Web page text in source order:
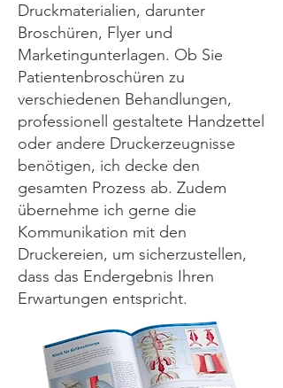
Druckmaterialien, darunter
Broschüren, Flyer und
Marketingunterlagen. Ob Sie
Patientenbroschüren zu
verschiedenen Behandlungen,
professionell gestaltete Handzettel
oder andere Druckerzeugnisse
benötigen, ich decke den
gesamten Prozess ab. Zudem
übernehme ich gerne die
Kommunikation mit den
Druckereien, um sicherzustellen,
dass das Endergebnis Ihren
Erwartungen entspricht.